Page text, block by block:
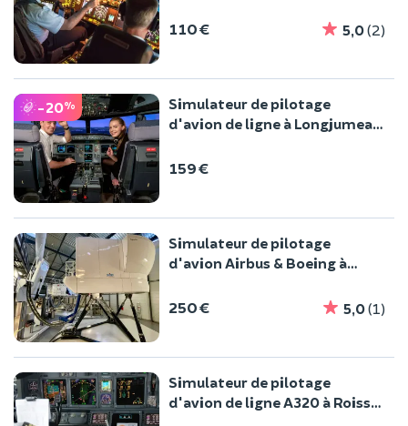
110 € 5,0(2)
-20%
Simulateur de pilotage
d'avion de ligne à Longjumeau
159 €
Simulateur de pilotage
d'avion Airbus & Boeing à
250 € 5,0(1)
Simulateur de pilotage
d'avion de ligne A320 à Roissy